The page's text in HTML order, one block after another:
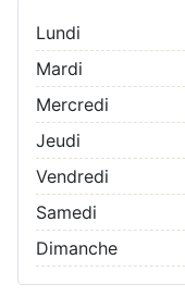
Lundi
Mardi
Mercredi
Jeudi
Vendredi
Samedi
Dimanche